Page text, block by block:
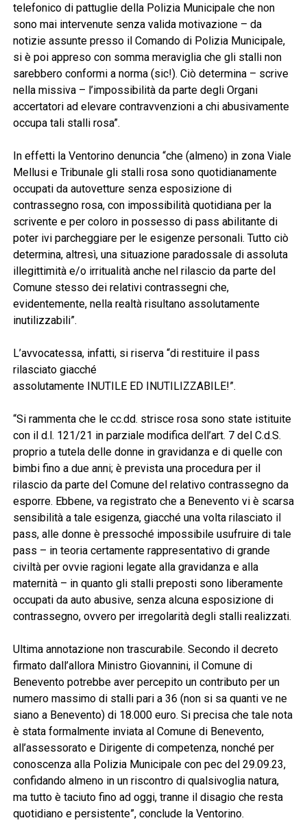
telefonico di pattuglie della Polizia Municipale che non
sono mai intervenute senza valida motivazione – da
notizie assunte presso il Comando di Polizia Municipale,
si è poi appreso con somma meraviglia che gli stalli non
sarebbero conformi a norma (sic!). Ciò determina – scrive
nella missiva – l’impossibilità da parte degli Organi
accertatori ad elevare contravvenzioni a chi abusivamente
occupa tali stalli rosa”.
In effetti la Ventorino denuncia “che (almeno) in zona Viale
Mellusi e Tribunale gli stalli rosa sono quotidianamente
occupati da autovetture senza esposizione di
contrassegno rosa, con impossibilità quotidiana per la
scrivente e per coloro in possesso di pass abilitante di
poter ivi parcheggiare per le esigenze personali. Tutto ciò
determina, altresì, una situazione paradossale di assoluta
illegittimità e/o irritualità anche nel rilascio da parte del
Comune stesso dei relativi contrassegni che,
evidentemente, nella realtà risultano assolutamente
inutilizzabili”.
L’avvocatessa, infatti, si riserva “di restituire il pass
rilasciato giacché
assolutamente INUTILE ED INUTILIZZABILE!”.
“Si rammenta che le cc.dd. strisce rosa sono state istituite
con il d.l. 121/21 in parziale modifica dell’art. 7 del C.d.S.
proprio a tutela delle donne in gravidanza e di quelle con
bimbi fino a due anni; è prevista una procedura per il
rilascio da parte del Comune del relativo contrassegno da
esporre. Ebbene, va registrato che a Benevento vi è scarsa
sensibilità a tale esigenza, giacché una volta rilasciato il
pass, alle donne è pressoché impossibile usufruire di tale
pass – in teoria certamente rappresentativo di grande
civiltà per ovvie ragioni legate alla gravidanza e alla
maternità – in quanto gli stalli preposti sono liberamente
occupati da auto abusive, senza alcuna esposizione di
contrassegno, ovvero per irregolarità degli stalli realizzati.
Ultima annotazione non trascurabile. Secondo il decreto
firmato dall’allora Ministro Giovannini, il Comune di
Benevento potrebbe aver percepito un contributo per un
numero massimo di stalli pari a 36 (non si sa quanti ve ne
siano a Benevento) di 18.000 euro. Si precisa che tale nota
è stata formalmente inviata al Comune di Benevento,
all’assessorato e Dirigente di competenza, nonché per
conoscenza alla Polizia Municipale con pec del 29.09.23,
confidando almeno in un riscontro di qualsivoglia natura,
ma tutto è taciuto fino ad oggi, tranne il disagio che resta
quotidiano e persistente”, conclude la Ventorino.